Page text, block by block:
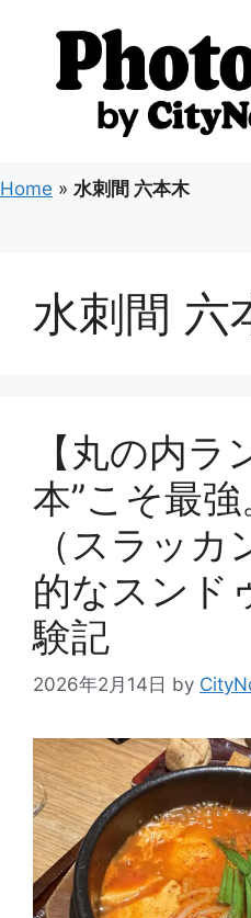
ス
キ
Home » 水刺間 六本木
水刺間 六
【丸の内ラ
本”こそ最
（スラッ
的なスンド
験記
2026年2月14日 by